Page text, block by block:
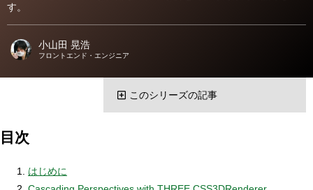
す。
小山田 晃浩
フロントエンド・エンジニア
このシリーズの記事
目次
はじめに